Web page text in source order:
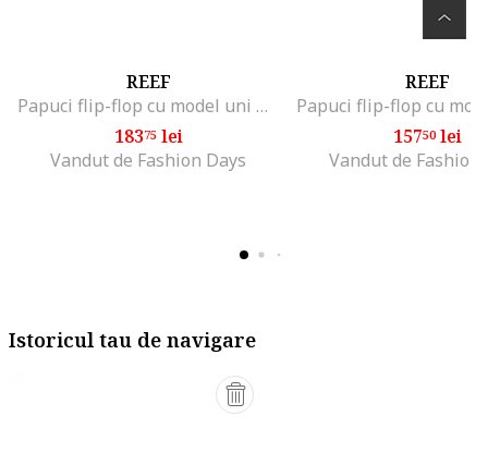
REEF
Papuci flip-flop cu model uni Bliss Nights, Maro bronz deschis
18375lei
Vandut de Fashion Days
REEF
15750lei
Vandut de Fashion
Istoricul tau de navigare